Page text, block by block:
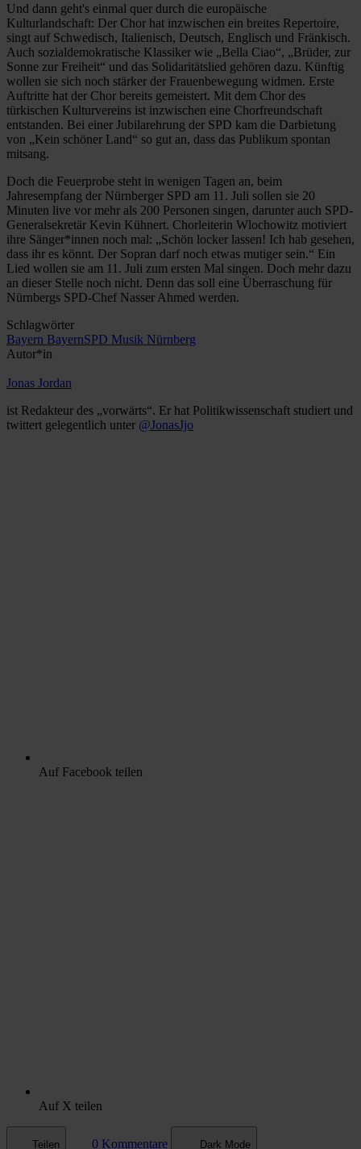
Und dann geht's einmal quer durch die europäische
Kulturlandschaft: Der Chor hat inzwischen ein breites Repertoire,
singt auf Schwedisch, Italienisch, Deutsch, Englisch und Fränkisch.
Auch sozialdemokratische Klassiker wie „Bella Ciao“, „Brüder, zur
Sonne zur Freiheit“ und das Solidaritätslied gehören dazu. Künftig
wollen sie sich noch stärker der Frauenbewegung widmen. Erste
Auftritte hat der Chor bereits gemeistert. Mit dem Chor des
türkischen Kulturvereins ist inzwischen eine Chorfreundschaft
entstanden. Bei einer Jubilarehrung der SPD kam die Darbietung
von „Kein schöner Land“ so gut an, dass das Publikum spontan
mitsang.
Doch die Feuerprobe steht in wenigen Tagen an, beim
Jahresempfang der Nürnberger SPD am 11. Juli sollen sie 20
Minuten live vor mehr als 200 Personen singen, darunter auch SPD-
Generalsekretär Kevin Kühnert. Chorleiterin Wlochowitz motiviert
ihre Sänger*innen noch mal: „Schön locker lassen! Ich hab gesehen,
dass ihr es könnt. Der Sopran darf noch etwas mutiger sein.“ Ein
Lied wollen sie am 11. Juli zum ersten Mal singen. Doch mehr dazu
an dieser Stelle noch nicht. Denn das soll eine Überraschung für
Nürnbergs SPD-Chef Nasser Ahmed werden.
Schlagwörter
Bayern BayernSPD Musik Nürnberg
Autor*in
Jonas Jordan
ist Redakteur des „vorwärts“. Er hat Politikwissenschaft studiert und
twittert gelegentlich unter @JonasJjo
Auf Facebook teilen
Auf X teilen
Teilen 0 Kommentare Dark Mode